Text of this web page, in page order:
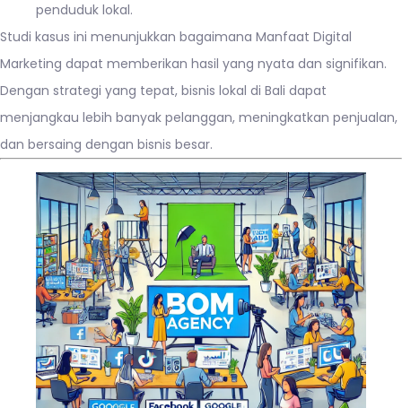
penduduk lokal.
Studi kasus ini menunjukkan bagaimana Manfaat Digital
Marketing dapat memberikan hasil yang nyata dan signifikan.
Dengan strategi yang tepat, bisnis lokal di Bali dapat
menjangkau lebih banyak pelanggan, meningkatkan penjualan,
dan bersaing dengan bisnis besar.